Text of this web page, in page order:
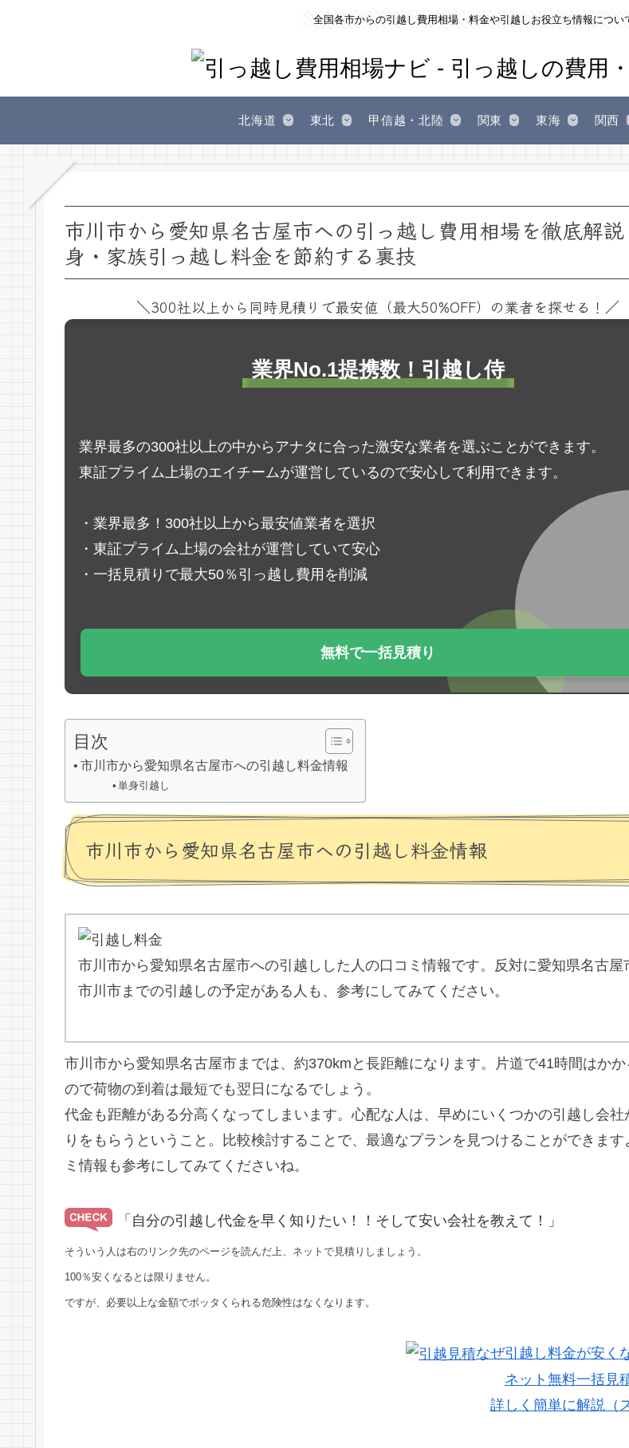
全国各市からの引越し費用相場・料金や引越しお役立ち情報につい
北海道 東北 甲信越・北陸 関東 東海 関西
市川市から愛知県名古屋市への引っ越し費用相場を徹底解
身・家族引っ越し料金を節約する裏技
＼300社以上から同時見積りで最安値（最大50%OFF）の業者を探せる！／
業界No.1提携数！引越し侍
業界最多の300社以上の中からアナタに合った激安な業者を選ぶことができます。
東証プライム上場のエイチームが運営しているので安心して利用できます。
・業界最多！300社以上から最安値業者を選択
・東証プライム上場の会社が運営していて安心
・一括見積りで最大50％引っ越し費用を削減
無料で一括見積り
目次
市川市から愛知県名古屋市への引越し料金情報
単身引越し
市川市から愛知県名古屋市への引越し料金情報
市川市から愛知県名古屋市への引越しした人の口コミ情報です。反対に愛知県名古屋
市川市までの引越しの予定がある人も、参考にしてみてください。
市川市から愛知県名古屋市までは、約370kmと長距離になります。片道で41時間はかか
ので荷物の到着は最短でも翌日になるでしょう。
代金も距離がある分高くなってしまいます。心配な人は、早めにいくつかの引越し会社
りをもらうということ。比較検討することで、最適なプランを見つけることができます
ミ情報も参考にしてみてくださいね。
「自分の引越し代金を早く知りたい！！そして安い会社を教えて！」
そういう人は右のリンク先のページを読んだ上、ネットで見積りしましょう。
100％安くなるとは限りません。
ですが、必要以上な金額でボッタくられる危険性はなくなります。
なぜ引越し料金が安く
ネット無料一括見
詳しく簡単に解説（